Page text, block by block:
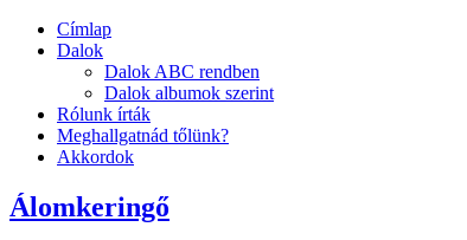
Címlap
Dalok
Dalok ABC rendben
Dalok albumok szerint
Rólunk írták
Meghallgatnád tőlünk?
Akkordok
Álomkeringő